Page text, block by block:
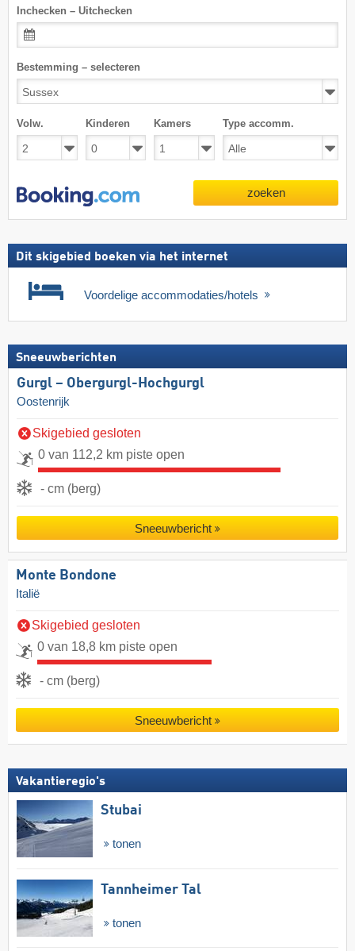
Inchecken – Uitchecken
Bestemming – selecteren
Volw. Kinderen Kamers Type accomm.
zoeken
Dit skigebied boeken via het internet
Voordelige accommodaties/hotels
Sneeuwberichten
Gurgl – Obergurgl-Hochgurgl
Oostenrijk
Skigebied gesloten
0 van 112,2 km piste open
- cm (berg)
Sneeuwbericht
Monte Bondone
Italië
Skigebied gesloten
0 van 18,8 km piste open
- cm (berg)
Sneeuwbericht
Vakantieregio's
Stubai
tonen
Tannheimer Tal
tonen